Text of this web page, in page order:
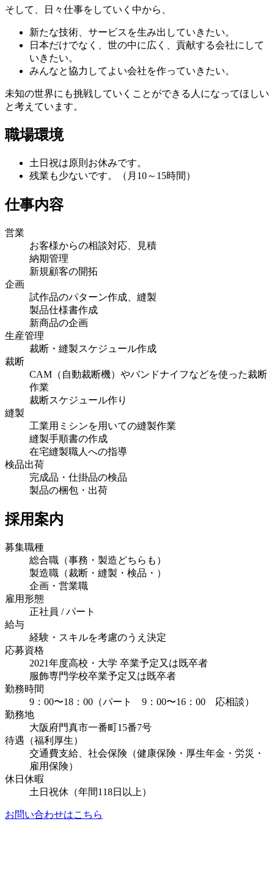
そして、日々仕事をしていく中から、
新たな技術、サービスを生み出していきたい。
日本だけでなく、世の中に広く、貢献する会社にして
いきたい。
みんなと協力してよい会社を作っていきたい。
未知の世界にも挑戦していくことができる人になってほしい
と考えています。
職場環境
土日祝は原則お休みです。
残業も少ないです。（月10～15時間）
仕事内容
営業
お客様からの相談対応、見積
納期管理
新規顧客の開拓
企画
試作品のパターン作成、縫製
製品仕様書作成
新商品の企画
生産管理
裁断・縫製スケジュール作成
裁断
CAM（自動裁断機）やバンドナイフなどを使った裁断
作業
裁断スケジュール作り
縫製
工業用ミシンを用いての縫製作業
縫製手順書の作成
在宅縫製職人への指導
検品出荷
完成品・仕掛品の検品
製品の梱包・出荷
採用案内
募集職種
総合職（事務・製造どちらも）
製造職（裁断・縫製・検品・）
企画・営業職
雇用形態
正社員 / パート
給与
経験・スキルを考慮のうえ決定
応募資格
2021年度高校・大学 卒業予定又は既卒者
服飾専門学校卒業予定又は既卒者
勤務時間
9：00〜18：00（パート 9：00〜16：00 応相談）
勤務地
大阪府門真市一番町15番7号
待遇（福利厚生）
交通費支給、社会保険（健康保険・厚生年金・労災・
雇用保険）
休日休暇
土日祝休（年間118日以上）
お問い合わせはこちら